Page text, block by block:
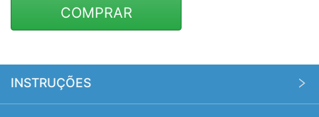
COMPRAR
INSTRUÇÕES